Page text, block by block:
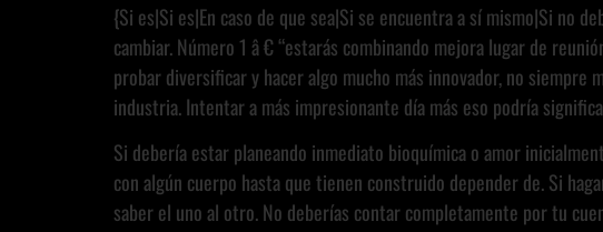
{Si es|Si es|En caso de que sea|Si se encuentra a sí mismo|Si no
cambiar. Número 1 â € “estarás combinando mejora lugar de
probar diversificar y hacer algo mucho más innovador, no siempre
industria. Intentar a más impresionante día más eso podría
Si debería estar planeando inmediato bioquímica o amor
con algún cuerpo hasta que tienen construido depender de. Si
saber el uno al otro. No deberías contar completamente por tu